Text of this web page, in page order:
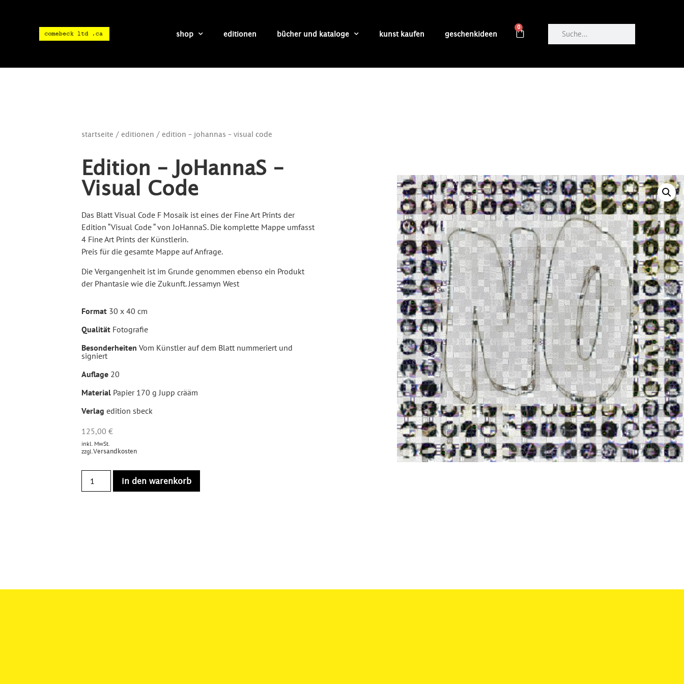
shop editionen bücher und kataloge kunst kaufen geschenkideen
0
startseite / editionen / edition – johannas – visual code
Edition – JoHannaS –
Visual Code
Das Blatt Visual Code F Mosaik ist eines der Fine Art Prints der
Edition “Visual Code “ von JoHannaS. Die komplette Mappe umfasst
4 Fine Art Prints der Künstlerin.
Preis für die gesamte Mappe auf Anfrage.
Die Vergangenheit ist im Grunde genommen ebenso ein Produkt
der Phantasie wie die Zukunft. Jessamyn West
Format 30 x 40 cm
Qualität Fotografie
Besonderheiten Vom Künstler auf dem Blatt nummeriert und
signiert
Auflage 20
Material Papier 170 g Jupp crääm
Verlag edition sbeck
125,00 €
inkl. MwSt.
zzgl. Versandkosten
in den warenkorb